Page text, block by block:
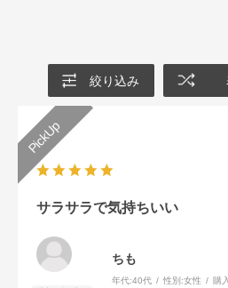
絞り込み
サラサラで気持ちいい
ちも
年代:40代 性別:女性 購